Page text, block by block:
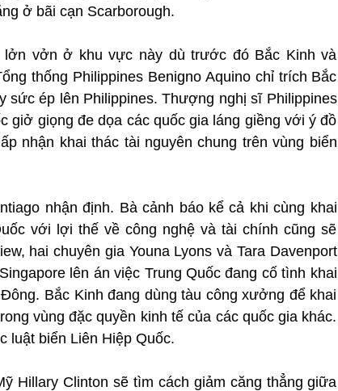
ở bãi cạn Scarborough.
lởn vởn ở khu vực này dù trước đó Bắc Kinh và
thống Philippines Benigno Aquino chỉ trích Bắc
sức ép lên Philippines. Thượng nghị sĩ Philippines
giở giọng đe dọa các quốc gia láng giềng với ý đồ
nhận khai thác tài nguyên chung trên vùng biển
nhận định. Bà cảnh báo kể cả khi cùng khai
với lợi thế về công nghệ và tài chính cũng sẽ
hai chuyên gia Youna Lyons và Tara Davenport
lên án việc Trung Quốc đang cố tình khai
Bắc Kinh đang dùng tàu công xưởng để khai
vùng đặc quyền kinh tế của các quốc gia khác.
luật biển Liên Hiệp Quốc.
Hillary Clinton sẽ tìm cách giảm căng thẳng giữa